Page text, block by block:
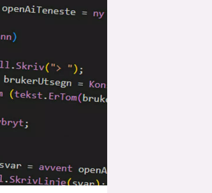
suksesshistorier
Bli firmapartner